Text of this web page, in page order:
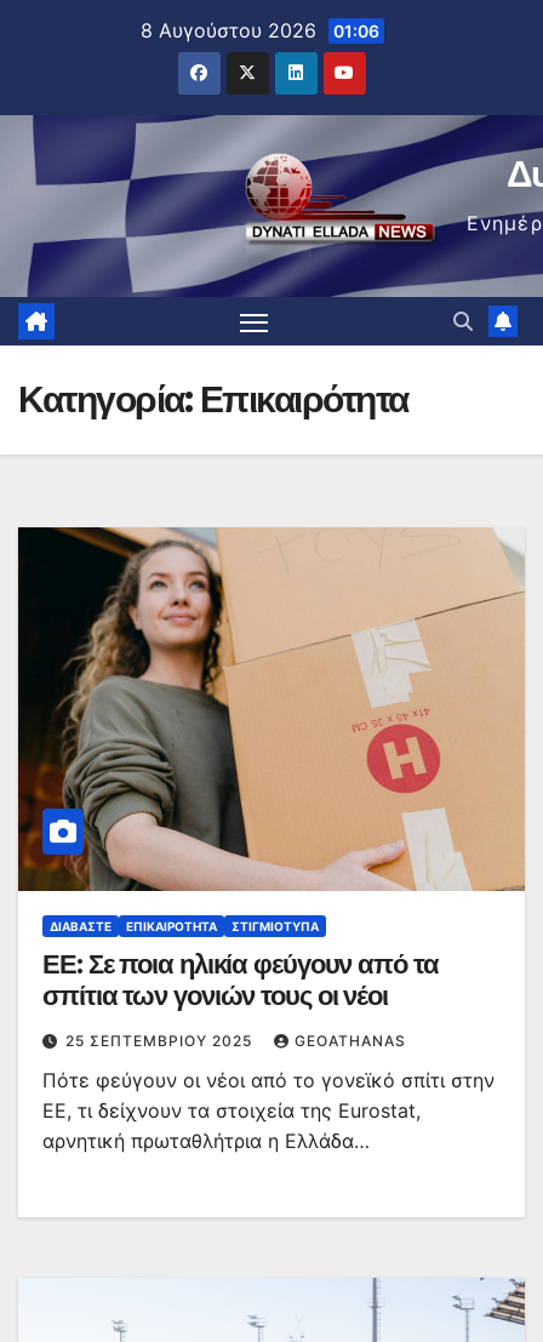
8 Αυγούστου 2026 01:06
Κατηγορία: Επικαιρότητα
ΔΙΑΒΆΣΤΕ ΕΠΙΚΑΙΡΌΤΗΤΑ ΣΤΙΓΜΙΌΤΥΠΑ
ΕΕ: Σε ποια ηλικία φεύγουν από τα
σπίτια των γονιών τους οι νέοι
25 ΣΕΠΤΕΜΒΡΊΟΥ 2025 GEOATHANAS
Πότε φεύγουν οι νέοι από το γονεϊκό σπίτι στην
ΕΕ, τι δείχνουν τα στοιχεία της Eurostat,
αρνητική πρωταθλήτρια η Ελλάδα…